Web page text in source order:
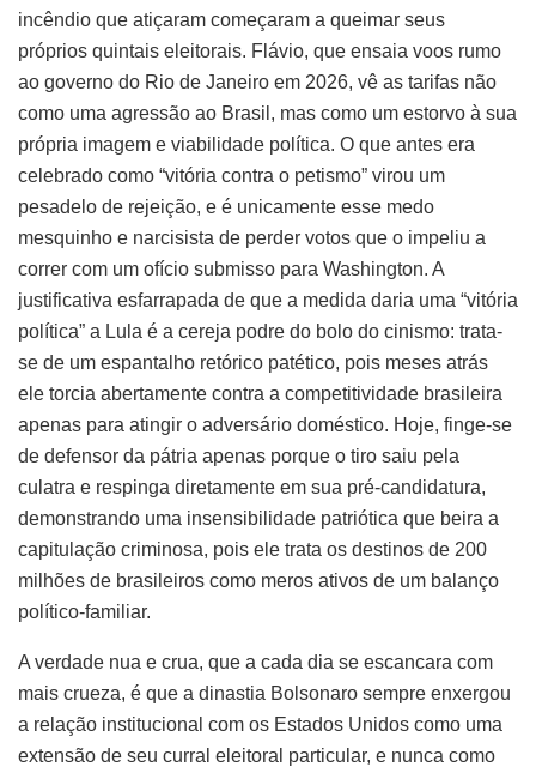
incêndio que atiçaram começaram a queimar seus
próprios quintais eleitorais. Flávio, que ensaia voos rumo
ao governo do Rio de Janeiro em 2026, vê as tarifas não
como uma agressão ao Brasil, mas como um estorvo à sua
própria imagem e viabilidade política. O que antes era
celebrado como “vitória contra o petismo” virou um
pesadelo de rejeição, e é unicamente esse medo
mesquinho e narcisista de perder votos que o impeliu a
correr com um ofício submisso para Washington. A
justificativa esfarrapada de que a medida daria uma “vitória
política” a Lula é a cereja podre do bolo do cinismo: trata-
se de um espantalho retórico patético, pois meses atrás
ele torcia abertamente contra a competitividade brasileira
apenas para atingir o adversário doméstico. Hoje, finge-se
de defensor da pátria apenas porque o tiro saiu pela
culatra e respinga diretamente em sua pré-candidatura,
demonstrando uma insensibilidade patriótica que beira a
capitulação criminosa, pois ele trata os destinos de 200
milhões de brasileiros como meros ativos de um balanço
político-familiar.
A verdade nua e crua, que a cada dia se escancara com
mais crueza, é que a dinastia Bolsonaro sempre enxergou
a relação institucional com os Estados Unidos como uma
extensão de seu curral eleitoral particular, e nunca como